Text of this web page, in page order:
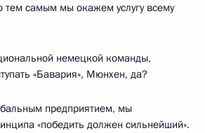
тем самым мы окажем услугу всему
немецкой команды,
«Бавария», Мюнхен, да?
предприятием, мы
«победить должен сильнейший».